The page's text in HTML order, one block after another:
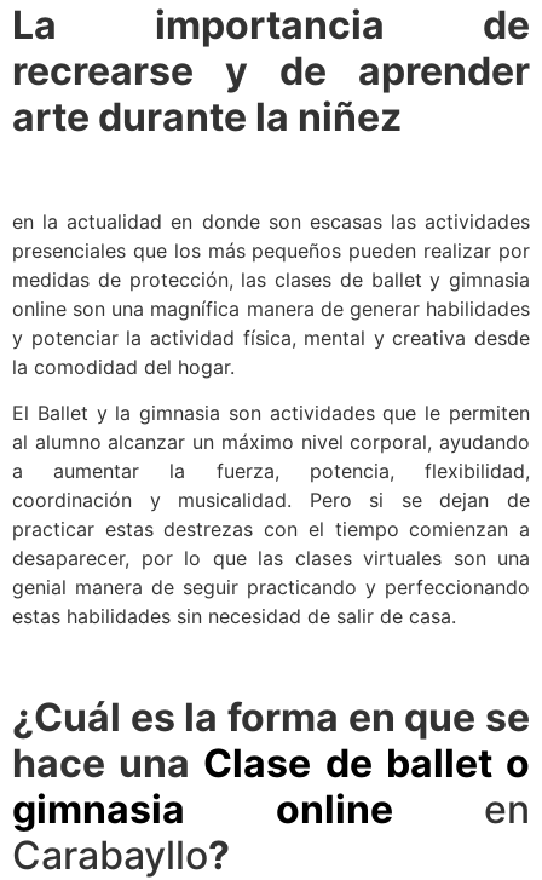
La importancia de
recrearse y de aprender
arte durante la niñez
en la actualidad en donde son escasas las actividades
presenciales que los más pequeños pueden realizar por
medidas de protección, las clases de ballet y gimnasia
online son una magnífica manera de generar habilidades
y potenciar la actividad física, mental y creativa desde
la comodidad del hogar.
El Ballet y la gimnasia son actividades que le permiten
al alumno alcanzar un máximo nivel corporal, ayudando
a aumentar la fuerza, potencia, flexibilidad,
coordinación y musicalidad. Pero si se dejan de
practicar estas destrezas con el tiempo comienzan a
desaparecer, por lo que las clases virtuales son una
genial manera de seguir practicando y perfeccionando
estas habilidades sin necesidad de salir de casa.
¿Cuál es la forma en que se
hace una Clase de ballet o
gimnasia online en
Carabayllo?